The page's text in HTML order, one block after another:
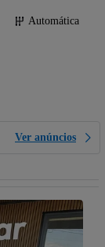
Automática
Ver anúncios